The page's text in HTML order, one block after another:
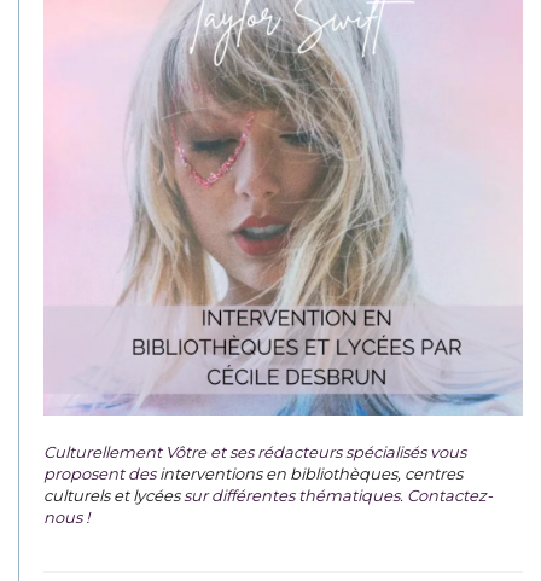
Culturellement Vôtre et ses rédacteurs spécialisés vous
proposent desinterventions en bibliothèques, centres
culturels et lycéessur différentes thématiques. Contactez-
nous !